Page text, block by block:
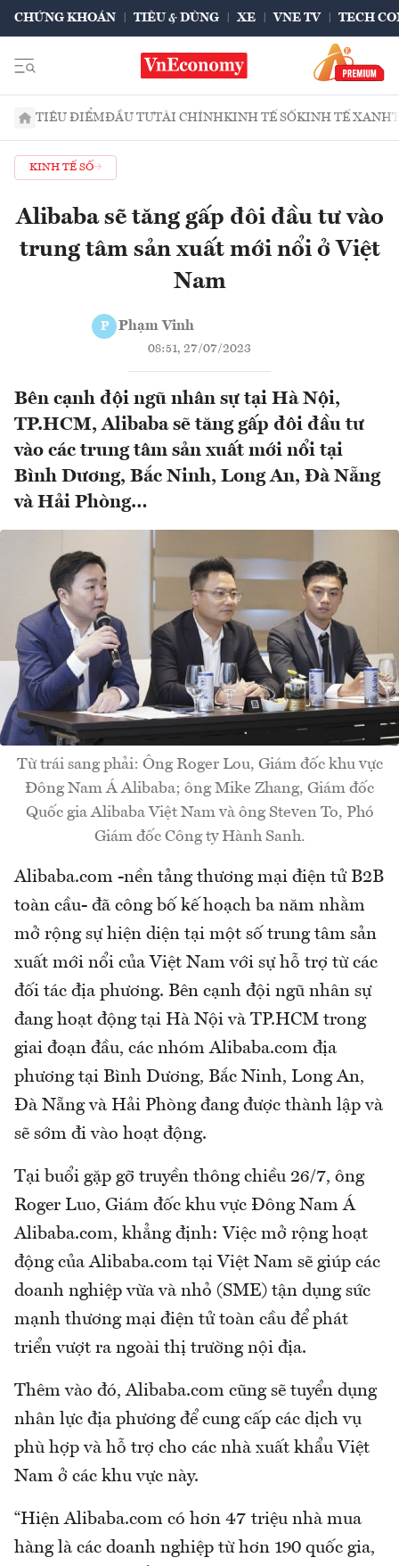
CHỨNG KHOÁN TIÊU & DÙNG XE VNE TV TECH
TIÊU ĐIỂMĐẦU TƯTÀI CHÍNHKINH TẾ SỐKINH TẾ XANH
KINH TẾ SỐ
Alibaba sẽ tăng gấp đôi đầu tư vào
trung tâm sản xuất mới nổi ở Việt
Nam
P Phạm Vinh
08:51, 27/07/2023
Bên cạnh đội ngũ nhân sự tại Hà Nội,
TP.HCM, Alibaba sẽ tăng gấp đôi đầu tư
vào các trung tâm sản xuất mới nổi tại
Bình Dương, Bắc Ninh, Long An, Đà Nẵng
và Hải Phòng…
Từ trái sang phải: Ông Roger Lou, Giám đốc khu vực
Đông Nam Á Alibaba; ông Mike Zhang, Giám đốc
Quốc gia Alibaba Việt Nam và ông Steven To, Phó
Giám đốc Công ty Hành Sanh.
Alibaba.com -nền tảng thương mại điện tử B2B
toàn cầu- đã công bố kế hoạch ba năm nhằm
mở rộng sự hiện diện tại một số trung tâm sản
xuất mới nổi của Việt Nam với sự hỗ trợ từ các
đối tác địa phương. Bên cạnh đội ngũ nhân sự
đang hoạt động tại Hà Nội và TP.HCM trong
giai đoạn đầu, các nhóm Alibaba.com địa
phương tại Bình Dương, Bắc Ninh, Long An,
Đà Nẵng và Hải Phòng đang được thành lập và
sẽ sớm đi vào hoạt động.
Tại buổi gặp gỡ truyền thông chiều 26/7, ông
Roger Luo, Giám đốc khu vực Đông Nam Á
Alibaba.com, khẳng định: Việc mở rộng hoạt
động của Alibaba.com tại Việt Nam sẽ giúp các
doanh nghiệp vừa và nhỏ (SME) tận dụng sức
mạnh thương mại điện tử toàn cầu để phát
triển vượt ra ngoài thị trường nội địa.
Thêm vào đó, Alibaba.com cũng sẽ tuyển dụng
nhân lực địa phương để cung cấp các dịch vụ
phù hợp và hỗ trợ cho các nhà xuất khẩu Việt
Nam ở các khu vực này.
“Hiện Alibaba.com có hơn 47 triệu nhà mua
hàng là các doanh nghiệp từ hơn 190 quốc gia,